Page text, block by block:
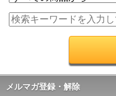
メルマガ登録・解除